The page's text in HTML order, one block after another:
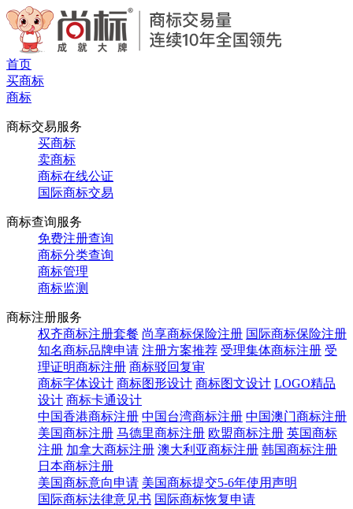
首页
买商标
商标
商标交易服务
买商标
卖商标
商标在线公证
国际商标交易
商标查询服务
免费注册查询
商标分类查询
商标管理
商标监测
商标注册服务
权齐商标注册套餐 尚享商标保险注册 国际商标保险注册
知名商标品牌申请 注册方案推荐 受理集体商标注册 受
理证明商标注册 商标驳回复审
商标字体设计 商标图形设计 商标图文设计 LOGO精品
设计 商标卡通设计
中国香港商标注册 中国台湾商标注册 中国澳门商标注册
美国商标注册 马德里商标注册 欧盟商标注册 英国商标
注册 加拿大商标注册 澳大利亚商标注册 韩国商标注册
日本商标注册
美国商标意向申请 美国商标提交5-6年使用声明
国际商标法律意见书 国际商标恢复申请